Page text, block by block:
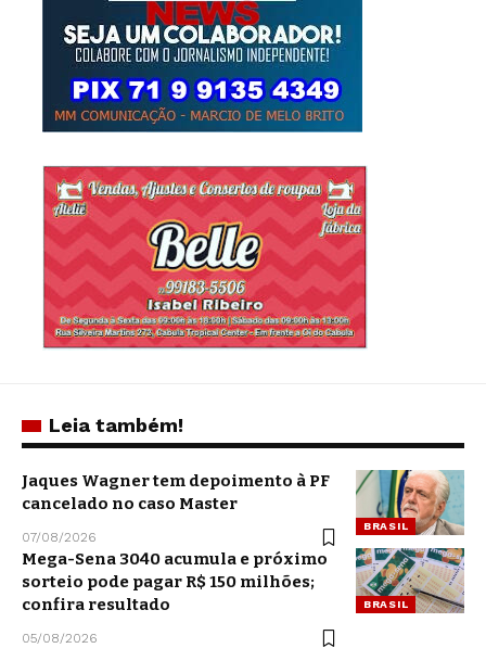
Leia também!
BRASIL
Jaques Wagner tem depoimento à PF
cancelado no caso Master
07/08/2026
BRASIL
Mega-Sena 3040 acumula e próximo
sorteio pode pagar R$ 150 milhões;
confira resultado
05/08/2026